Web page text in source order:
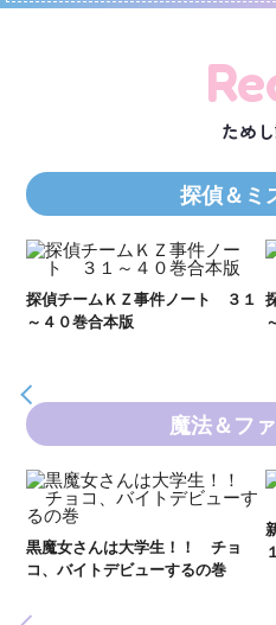
ため
探偵＆ミ
探偵チームＫＺ事件ノート ３１
～４０巻合本版
魔法＆フ
黒魔女さんは大学生！！ チョ
コ、バイトデビューするの巻